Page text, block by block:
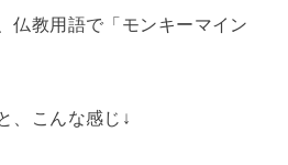
仏教用語で「モンキーマイン
、こんな感じ↓